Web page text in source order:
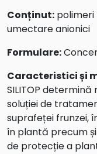
Conținut: polimeri
umectare anionici
Formulare:
Caracteristici și
SILITOP
soluției de
suprafeței frunzei,
în plantă precum
de protecție a